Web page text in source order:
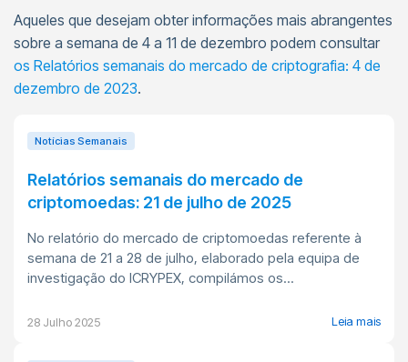
Aqueles que desejam obter informações mais abrangentes
sobre a semana de 4 a 11 de dezembro podem consultar
os Relatórios semanais do mercado de criptografia: 4 de
dezembro de 2023.
Notícias Semanais
Relatórios semanais do mercado de
criptomoedas: 21 de julho de 2025
No relatório do mercado de criptomoedas referente à
semana de 21 a 28 de julho, elaborado pela equipa de
investigação do ICRYPEX, compilámos os...
28 Julho 2025 Leia mais